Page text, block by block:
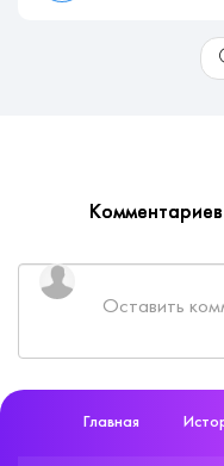
Комментариев
Главная